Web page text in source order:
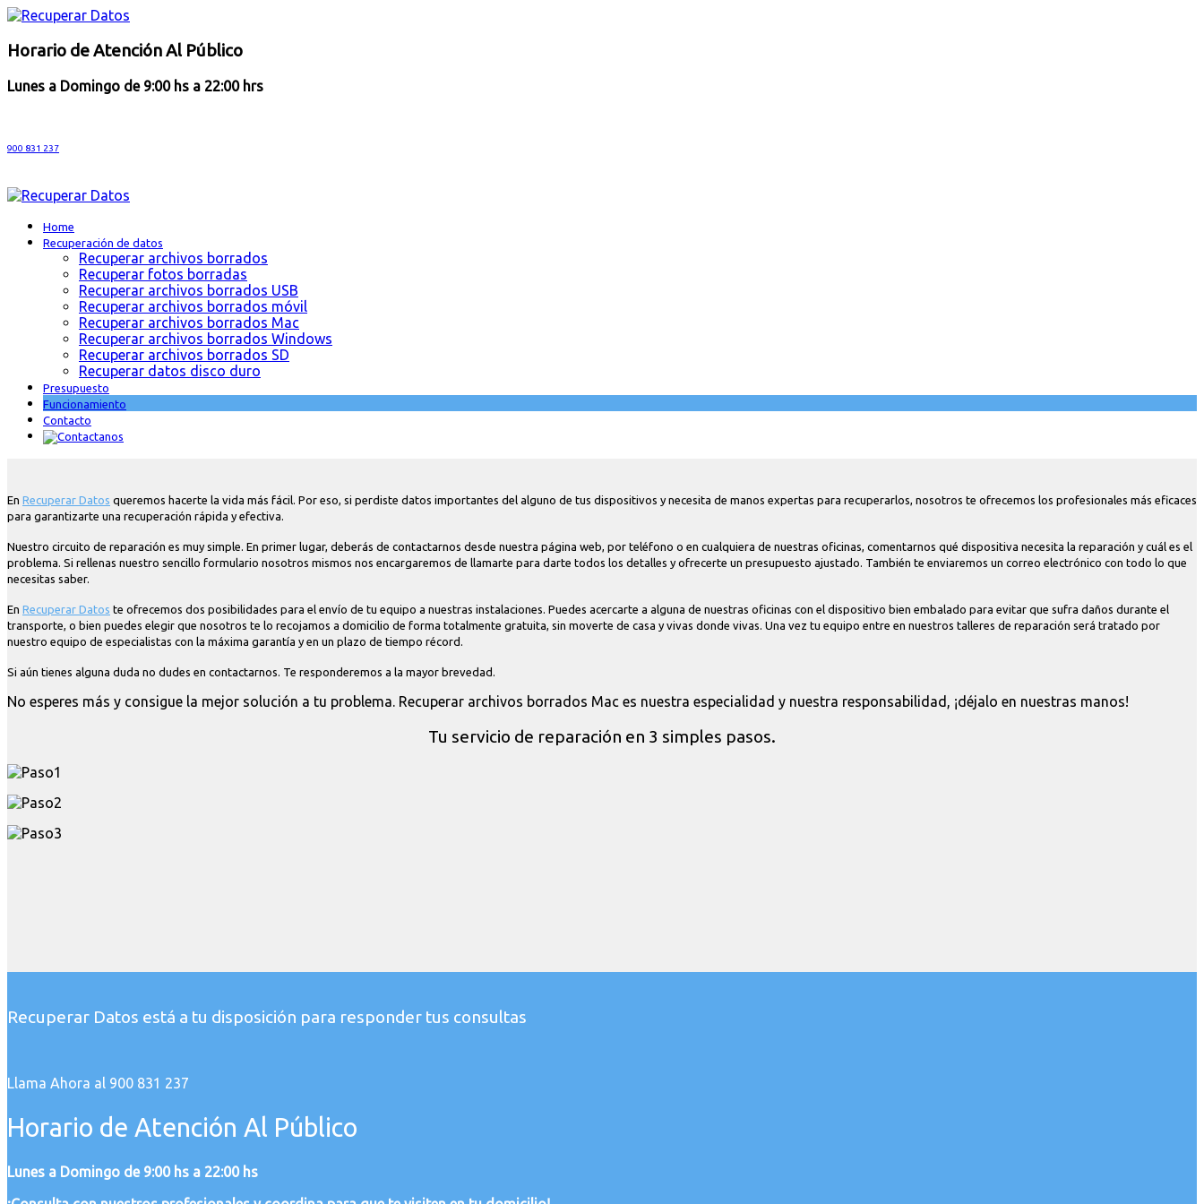
Horario de Atención Al Público
Lunes a Domingo de 9:00 hs a 22:00 hrs
900 831 237
Home
Recuperación de datos
Recuperar archivos borrados
Recuperar fotos borradas
Recuperar archivos borrados USB
Recuperar archivos borrados móvil
Recuperar archivos borrados Mac
Recuperar archivos borrados Windows
Recuperar archivos borrados SD
Recuperar datos disco duro
Presupuesto
Funcionamiento
Contacto
En Recuperar Datos queremos hacerte la vida más fácil. Por eso, si perdiste datos importantes del alguno de tus dispositivos y necesita de manos expertas para recuperarlos, nosotros te ofrecemos los profesionales más eficaces
para garantizarte una recuperación rápida y efectiva.
Nuestro circuito de reparación es muy simple. En primer lugar, deberás de contactarnos desde nuestra página web, por teléfono o en cualquiera de nuestras oficinas, comentarnos qué dispositiva necesita la reparación y cuál es el
problema. Si rellenas nuestro sencillo formulario nosotros mismos nos encargaremos de llamarte para darte todos los detalles y ofrecerte un presupuesto ajustado. También te enviaremos un correo electrónico con todo lo que
necesitas saber.
En Recuperar Datos te ofrecemos dos posibilidades para el envío de tu equipo a nuestras instalaciones. Puedes acercarte a alguna de nuestras oficinas con el dispositivo bien embalado para evitar que sufra daños durante el
transporte, o bien puedes elegir que nosotros te lo recojamos a domicilio de forma totalmente gratuita, sin moverte de casa y vivas donde vivas. Una vez tu equipo entre en nuestros talleres de reparación será tratado por
nuestro equipo de especialistas con la máxima garantía y en un plazo de tiempo récord.
Si aún tienes alguna duda no dudes en contactarnos. Te responderemos a la mayor brevedad.
No esperes más y consigue la mejor solución a tu problema. Recuperar archivos borrados Mac es nuestra especialidad y nuestra responsabilidad, ¡déjalo en nuestras manos!
Tu servicio de reparación en 3 simples pasos.
Recuperar Datos está a tu disposición para responder tus consultas
Llama Ahora al 900 831 237
Horario de Atención Al Público
Lunes a Domingo de 9:00 hs a 22:00 hs